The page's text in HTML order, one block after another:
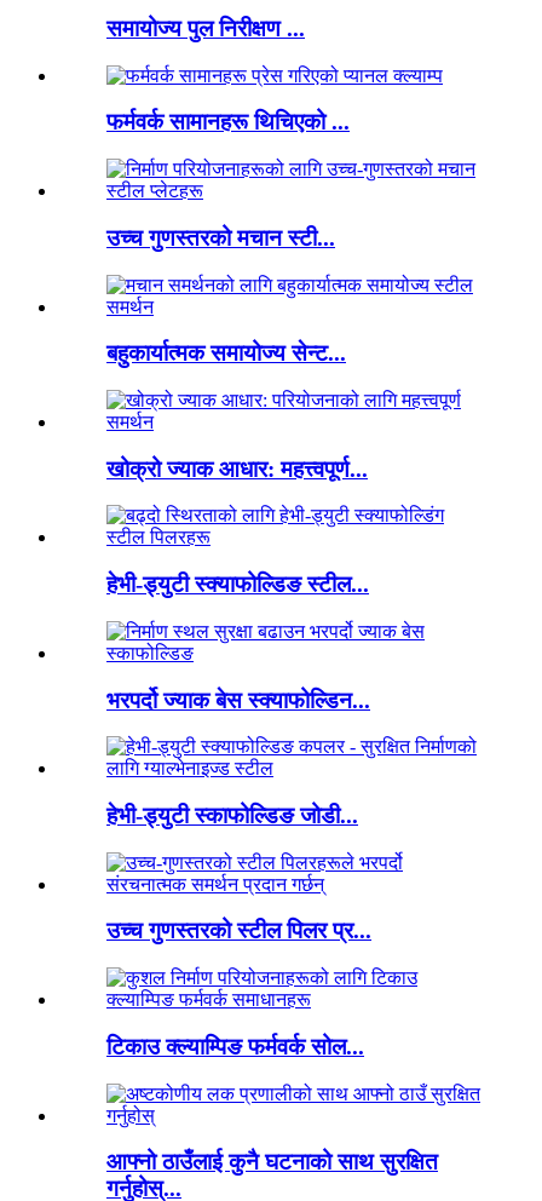
समायोज्य पुल निरीक्षण ...
फर्मवर्क सामानहरू थिचिएको ...
उच्च गुणस्तरको मचान स्टी...
बहुकार्यात्मक समायोज्य सेन्ट...
खोक्रो ज्याक आधार: महत्त्वपूर्ण...
हेभी-ड्युटी स्क्याफोल्डिङ स्टील...
भरपर्दो ज्याक बेस स्क्याफोल्डिन...
हेभी-ड्युटी स्काफोल्डिङ जोडी...
उच्च गुणस्तरको स्टील पिलर प्र...
टिकाउ क्ल्याम्पिङ फर्मवर्क सोल...
आफ्नो ठाउँलाई कुनै घटनाको साथ सुरक्षित
गर्नुहोस्...